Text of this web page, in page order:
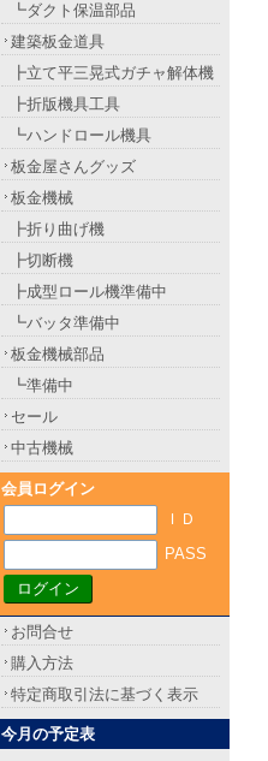
┗ダクト保温部品
建築板金道具
┣立て平三晃式ガチャ解体機
┣折版機具工具
┗ハンドロール機具
板金屋さんグッズ
板金機械
┣折り曲げ機
┣切断機
┣成型ロール機準備中
┗バッタ準備中
板金機械部品
┗準備中
セール
中古機械
会員ログイン
ＩＤ
PASS
お問合せ
購入方法
特定商取引法に基づく表示
今月の予定表